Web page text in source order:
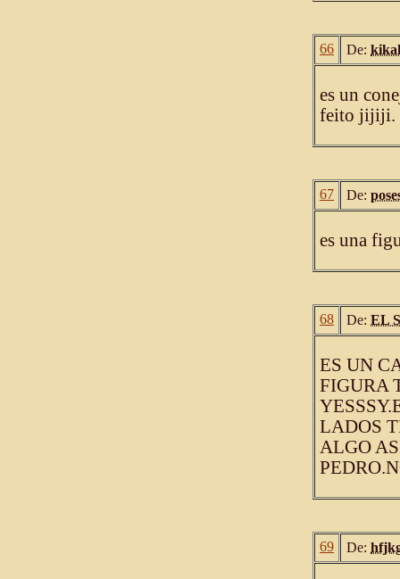
66 De:
es un
feito jijiji.
67 De:
es una
68 De: EL
ES UN
FIGURA
LADOS
ALGO
69 De: